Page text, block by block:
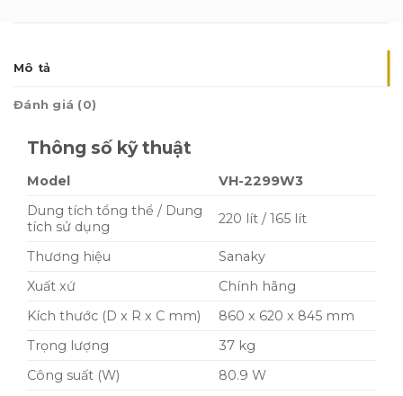
Mô tả
Đánh giá (0)
Thông số kỹ thuật
Model
VH-2299W3
Dung tích tổng thể / Dung
tích sử dụng
220 lít / 165 lít
Thương hiệu
Sanaky
Xuất xứ
Chính hãng
Kích thước (D x R x C mm)
860 x 620 x 845 mm
Trọng lượng
37 kg
Công suất (W)
80.9 W